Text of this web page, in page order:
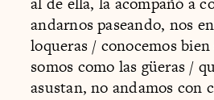
andarnos paseando, nos
loqueras / conocemos
somos como las güeras /
asustan, no andamos con